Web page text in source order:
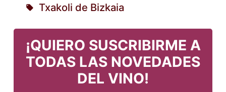
en Txakoli de Bizkaia
¡QUIERO SUSCRIBIRME A
TODAS LAS NOVEDADES
DEL VINO!